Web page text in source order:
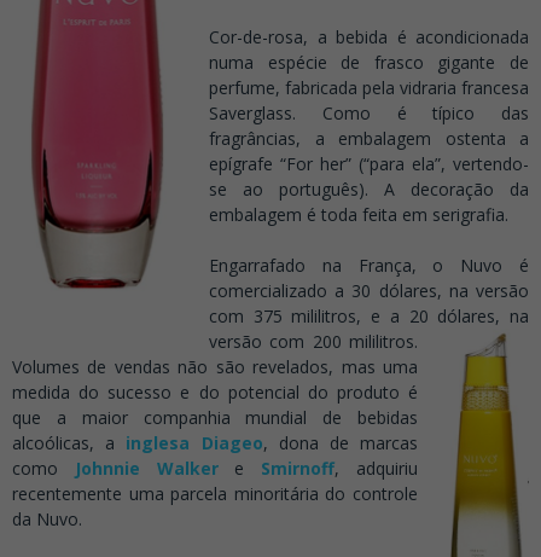
Cor-de-rosa, a bebida é acondicionada
numa espécie de frasco gigante de
perfume, fabricada pela vidraria francesa
Saverglass. Como é típico das
fragrâncias, a embalagem ostenta a
epígrafe “For her” (“para ela”, vertendo-
se ao português). A decoração da
embalagem é toda feita em serigrafia.
Engarrafado na França, o Nuvo é
comercializado a 30 dólares, na versão
com 375 mililitros, e a 20 dólares, na
versão com 200 mililitros.
Volumes de vendas não são revelados, mas uma
medida do sucesso e do potencial do produto é
que a maior companhia mundial de bebidas
alcoólicas, a inglesa Diageo, dona de marcas
como
Johnnie Walkere Smirnoff, adquiriu
recentemente uma parcela minoritária do controle
da Nuvo.